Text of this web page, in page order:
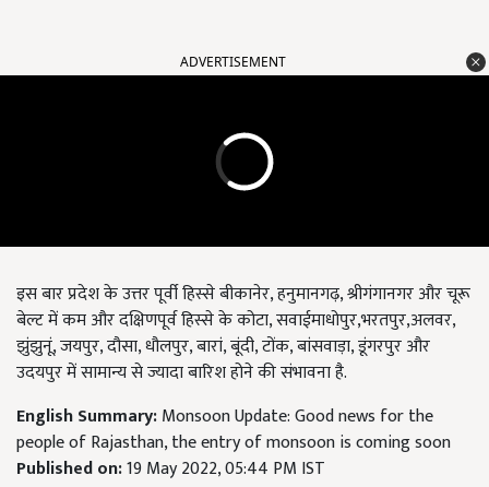
ADVERTISEMENT
इस बार प्रदेश के उत्तर पूर्वी हिस्से बीकानेर, हनुमानगढ़, श्रीगंगानगर और चूरू
बेल्ट में कम और दक्षिणपूर्व हिस्से के कोटा, सवाईमाधोपुर,भरतपुर,अलवर,
झुंझुनूं, जयपुर, दौसा, धौलपुर, बारां, बूंदी, टोंक, बांसवाड़ा, डूंगरपुर और
उदयपुर में सामान्य से ज्यादा बारिश होने की संभावना है.
English Summary:Monsoon Update: Good news for the
people of Rajasthan, the entry of monsoon is coming soon
Published on:19 May 2022, 05:44 PM IST